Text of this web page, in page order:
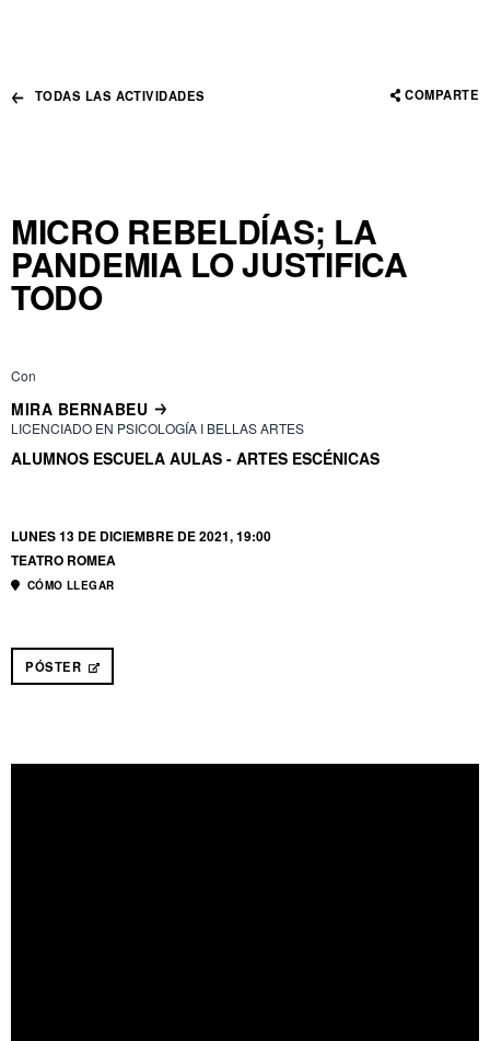
TODAS LAS ACTIVIDADES COMPARTE
MICRO REBELDÍAS; LA
PANDEMIA LO JUSTIFICA
TODO
Con
MIRA BERNABEU
LICENCIADO EN PSICOLOGÍA I BELLAS ARTES
ALUMNOS ESCUELA AULAS - ARTES ESCÉNICAS
LUNES 13 DE DICIEMBRE DE 2021, 19:00
TEATRO ROMEA
CÓMO LLEGAR
PÓSTER ABRE EN NUEVA VENTANA